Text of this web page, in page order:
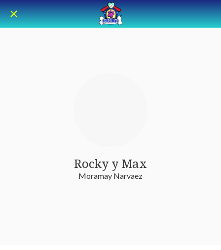
Rocky y Max
Moramay Narvaez